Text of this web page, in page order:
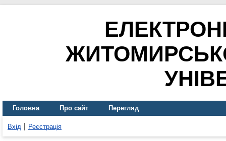
Головна Про сайт Перегляд
Вхід Реєстрація